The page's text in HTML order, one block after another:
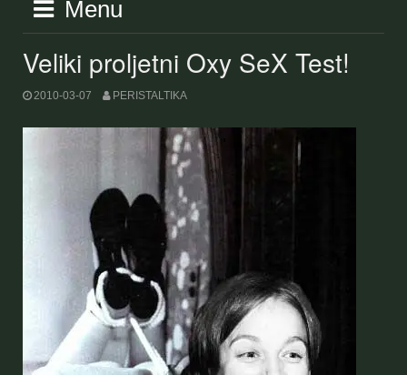
Menu
Veliki proljetni Oxy SeX Test!
2010-03-07 PERISTALTIKA